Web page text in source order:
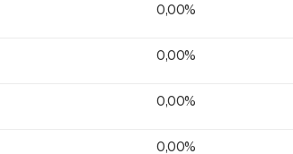
0,00%
0,00%
0,00%
0,00%